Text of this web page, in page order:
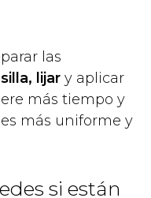
las
lijar y aplicar
más tiempo y
más uniforme y
si están